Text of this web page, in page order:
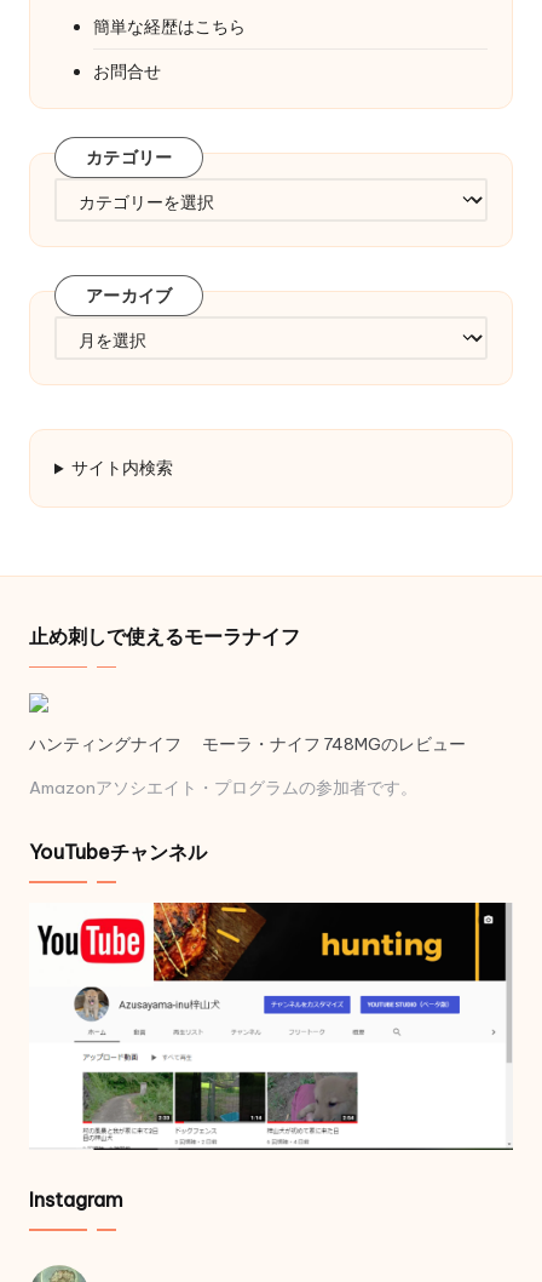
簡単な経歴はこちら
お問合せ
カテゴリー
ゴ
リ
ー
アーカイブ
カ
サイト内検索
止め刺しで使えるモーラナイフ
ハンティングナイフ モーラ・ナイフ 748MGのレビュー
Amazonアソシエイト・プログラムの参加者です。
YouTubeチャンネル
Instagram